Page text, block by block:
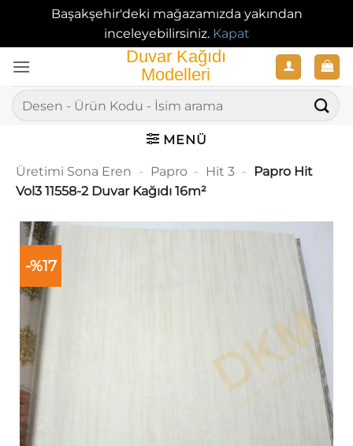
Başakşehir'deki mağazamızda yakından
inceleyebilirsiniz. Kapat
atla
Ara:
MENÜ
Üretimi Sona Eren - Papro - Hit 3 - Papro Hit
Vol3 11558-2 Duvar Kağıdı 16m²
-%17